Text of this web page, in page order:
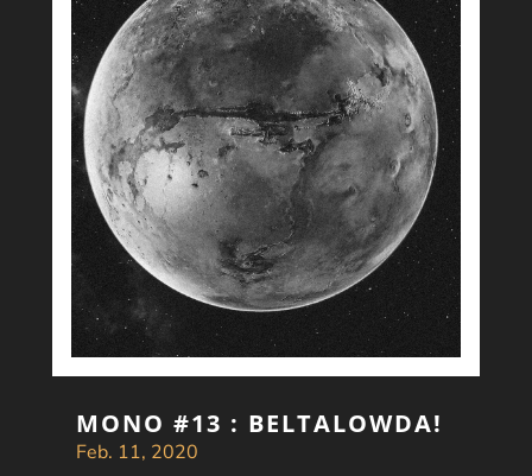
MONO #13 : BELTALOWDA!
Feb. 11, 2020